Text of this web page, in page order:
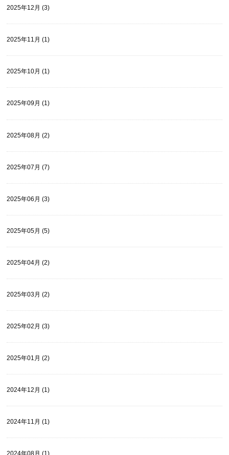
2025年12月 (3)
2025年11月 (1)
2025年10月 (1)
2025年09月 (1)
2025年08月 (2)
2025年07月 (7)
2025年06月 (3)
2025年05月 (5)
2025年04月 (2)
2025年03月 (2)
2025年02月 (3)
2025年01月 (2)
2024年12月 (1)
2024年11月 (1)